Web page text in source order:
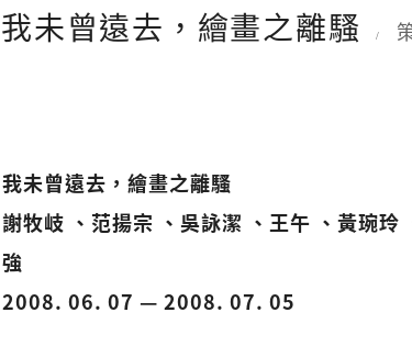
我未曾遠去，繪畫之離騷 /
我未曾遠去，繪畫之離騷
謝牧岐 、范揚宗 、吳詠潔 、王午 、黃琬
強
2008. 06. 07 — 2008. 07. 05